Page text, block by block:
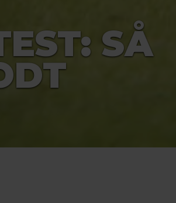
SÅ